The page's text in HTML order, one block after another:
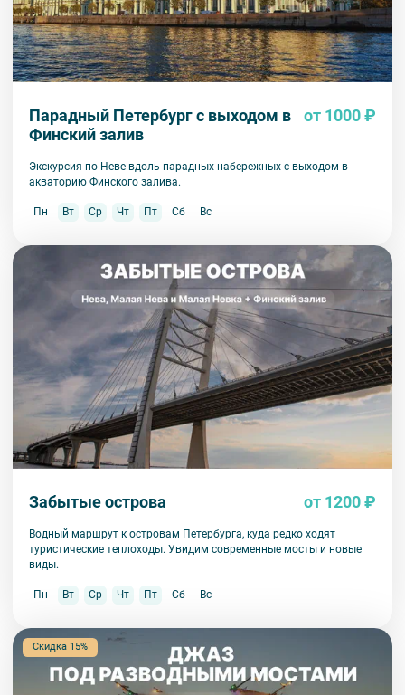
Парадный Петербург с выходом в
Финский залив
от 1000 ₽
Экскурсия по Неве вдоль парадных набережных с выходом в
акваторию Финского залива.
Пн Вт Ср Чт Пт Сб Вс
Забытые острова от 1200 ₽
Водный маршрут к островам Петербурга, куда редко ходят
туристические теплоходы. Увидим современные мосты и новые
виды.
Пн Вт Ср Чт Пт Сб Вс
Скидка 15%